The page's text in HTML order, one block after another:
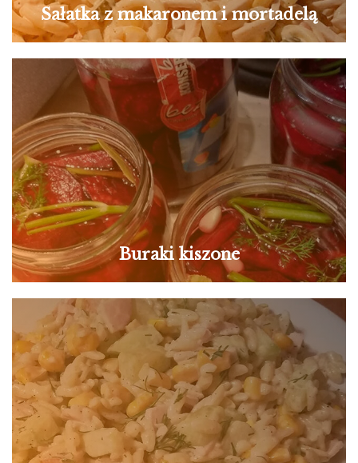
Sałatka z makaronem i mortadelą
Buraki kiszone